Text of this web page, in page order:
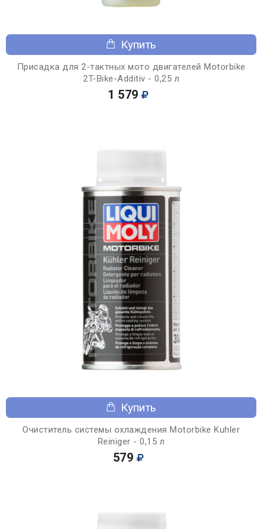
Купить
Присадка для 2-тактных мото двигателей Motorbike
2T-Bike-Additiv - 0,25 л
1 579
Купить
Очиститель системы охлаждения Motorbike Kuhler
Reiniger - 0,15 л
579